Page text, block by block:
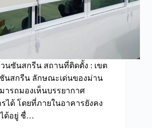
นซันสกรีน สถานที่ติดตั้ง : เขต
นสกรีน ลักษณะเด่นของม่าน
รถมองเห็นบรรยากาศ
ได้ โดยที่ภายในอาคารยังคง
ด้อยู่ ชื่…